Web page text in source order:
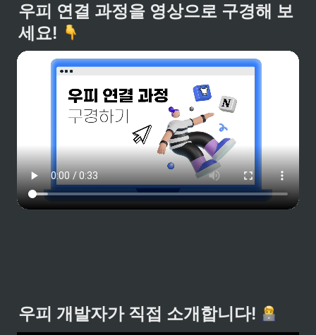
우피 연결 과정을 영상으로 구경해 보
세요!
우피 개발자가 직접 소개합니다!